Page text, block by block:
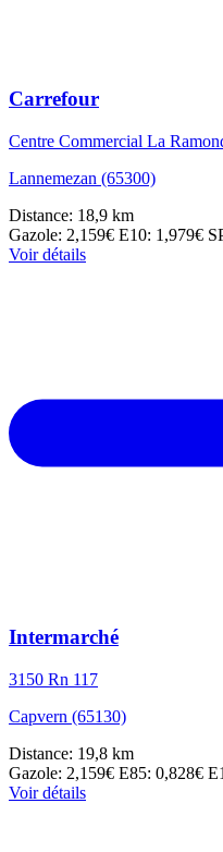
Carrefour
Centre Commercial La
Lannemezan (65300)
Distance: 18,9 km
Gazole: 2,159€ E10: 1,979€
Voir détails
Intermarché
3150 Rn 117
Capvern (65130)
Distance: 19,8 km
Gazole: 2,159€ E85: 0,828€
Voir détails